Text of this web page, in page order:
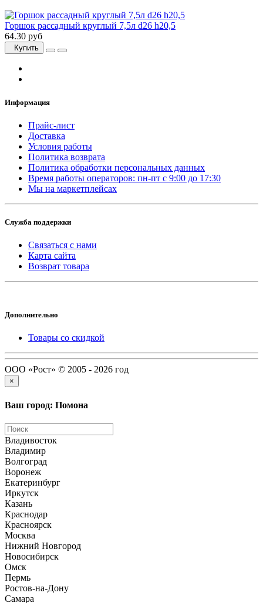
Горшок рассадный круглый 7,5л d26 h20,5
64.30 руб
Купить
Информация
Прайс-лист
Доставка
Условия работы
Политика возврата
Политика обработки персональных данных
Время работы операторов: пн-пт с 9:00 до 17:30
Мы на маркетплейсах
Служба поддержки
Связаться с нами
Карта сайта
Возврат товара
Дополнительно
Товары со скидкой
ООО «Рост» © 2005 - 2026 год
×
Ваш город: Помона
Владивосток
Владимир
Волгоград
Воронеж
Екатеринбург
Иркутск
Казань
Краснодар
Красноярск
Москва
Нижний Новгород
Новосибирск
Омск
Пермь
Ростов-на-Дону
Самара